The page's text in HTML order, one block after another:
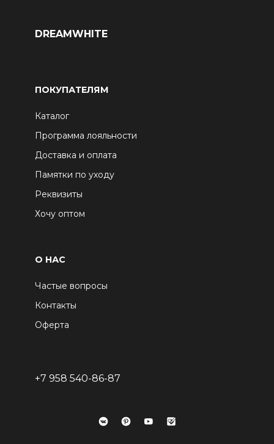
DREAMWHITE
ПОКУПАТЕЛЯМ
Каталог
Программа лояльности
Доставка и оплата
Памятки по уходу
Реквизиты
Хочу оптом
О НАС
Частые вопросы
Контакты
Оферта
+7 958 540-86-87